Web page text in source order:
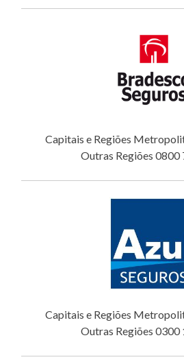
Capitais e Regiões
Outras Regiões 0800
Capitais e Regiões
Outras Regiões 0300